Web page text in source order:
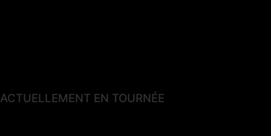
ACTUELLEMENT EN TOURNÉE